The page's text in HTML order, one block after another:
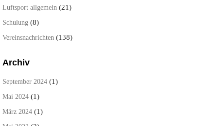
Luftsport allgemein (21)
Schulung (8)
Vereinsnachrichten (138)
Archiv
September 2024 (1)
Mai 2024 (1)
März 2024 (1)